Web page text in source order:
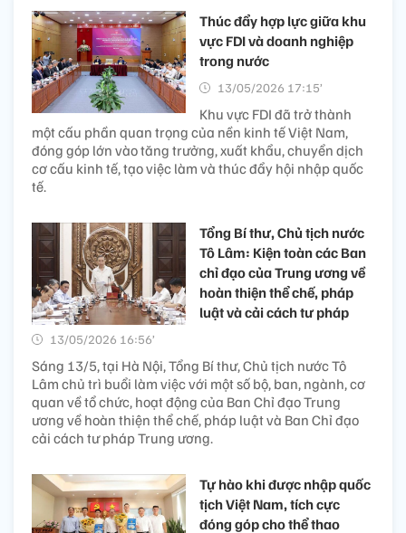
Thúc đẩy hợp lực giữa khu
vực FDI và doanh nghiệp
trong nước
13/05/2026 17:15’
Khu vực FDI đã trở thành
một cấu phần quan trọng của nền kinh tế Việt Nam,
đóng góp lớn vào tăng trưởng, xuất khẩu, chuyển dịch
cơ cấu kinh tế, tạo việc làm và thúc đẩy hội nhập quốc
tế.
Tổng Bí thư, Chủ tịch nước
Tô Lâm: Kiện toàn các Ban
chỉ đạo của Trung ương về
hoàn thiện thể chế, pháp
luật và cải cách tư pháp
13/05/2026 16:56’
Sáng 13/5, tại Hà Nội, Tổng Bí thư, Chủ tịch nước Tô
Lâm chủ trì buổi làm việc với một số bộ, ban, ngành, cơ
quan về tổ chức, hoạt động của Ban Chỉ đạo Trung
ương về hoàn thiện thể chế, pháp luật và Ban Chỉ đạo
cải cách tư pháp Trung ương.
Tự hào khi được nhập quốc
tịch Việt Nam, tích cực
đóng góp cho thể thao